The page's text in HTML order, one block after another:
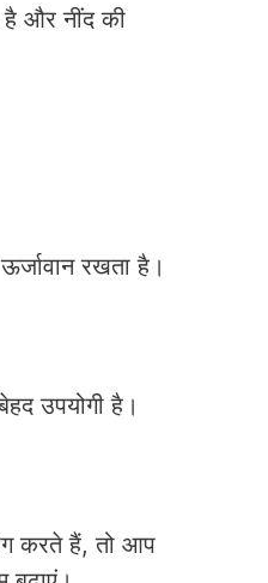
है और नींद की
रखता है।
उपयोगी है।
करते हैं, तो आप